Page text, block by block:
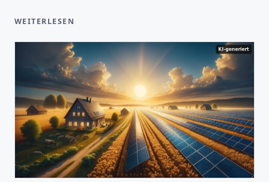
WEITERLESEN